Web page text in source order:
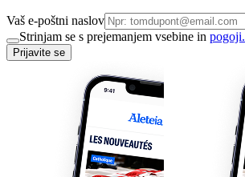
Vaš e-poštni naslov
Strinjam se s prejemanjem vsebine in pogoji.
Prijavite se